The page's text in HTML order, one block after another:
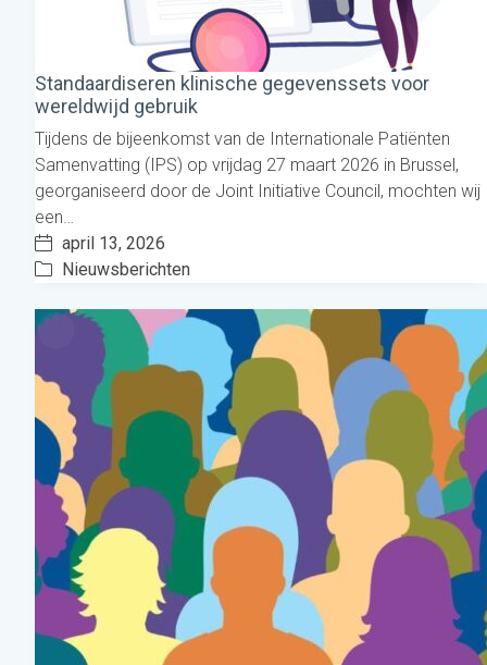
Standaardiseren klinische gegevenssets voor
wereldwijd gebruik
Tijdens de bijeenkomst van de Internationale Patiënten
Samenvatting (IPS) op vrijdag 27 maart 2026 in Brussel,
georganiseerd door de Joint Initiative Council, mochten wij
een…
april 13, 2026
Nieuwsberichten